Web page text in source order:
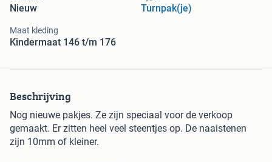
Nieuw Turnpak(je)
Maat kleding
Kindermaat 146 t/m 176
Beschrijving
Nog nieuwe pakjes. Ze zijn speciaal voor de verkoop
gemaakt. Er zitten heel veel steentjes op. De naaistenen
zijn 10mm of kleiner.